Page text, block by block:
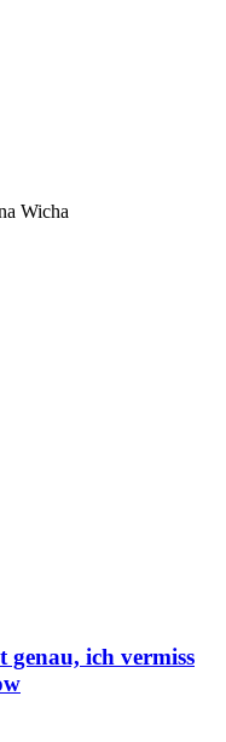
Wicha
genau, ich vermiss